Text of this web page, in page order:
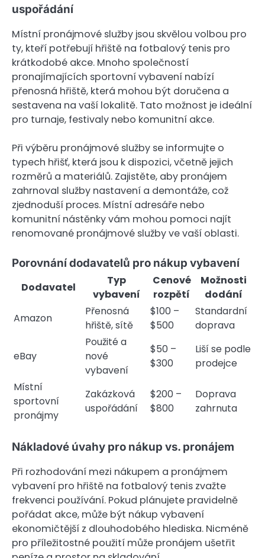
uspořádání
Místní pronájmové služby jsou skvělou volbou pro
ty, kteří potřebují hřiště na fotbalový tenis pro
krátkodobé akce. Mnoho společností
pronajímajících sportovní vybavení nabízí
přenosná hřiště, která mohou být doručena a
sestavena na vaší lokalitě. Tato možnost je ideální
pro turnaje, festivaly nebo komunitní akce.
Při výběru pronájmové služby se informujte o
typech hřišť, která jsou k dispozici, včetně jejich
rozměrů a materiálů. Zajistěte, aby pronájem
zahrnoval služby nastavení a demontáže, což
zjednoduší proces. Místní adresáře nebo
komunitní nástěnky vám mohou pomoci najít
renomované pronájmové služby ve vaší oblasti.
Porovnání dodavatelů pro nákup vybavení
Dodavatel
Typ
vybavení
Cenové
rozpětí
Možnosti
dodání
Amazon
Přenosná
hřiště, sítě
$100 –
$500
Standardní
doprava
eBay
Použité a
nové
vybavení
$50 –
$300
Liší se podle
prodejce
Místní
sportovní
pronájmy
Zakázková
uspořádání
$200 –
$800
Doprava
zahrnuta
Nákladové úvahy pro nákup vs. pronájem
Při rozhodování mezi nákupem a pronájmem
vybavení pro hřiště na fotbalový tenis zvažte
frekvenci používání. Pokud plánujete pravidelně
pořádat akce, může být nákup vybavení
ekonomičtější z dlouhodobého hlediska. Nicméně
pro příležitostné použití může pronájem ušetřit